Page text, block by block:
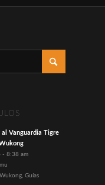
al Vanguardia Tigre
- 8:38 am
, Guías